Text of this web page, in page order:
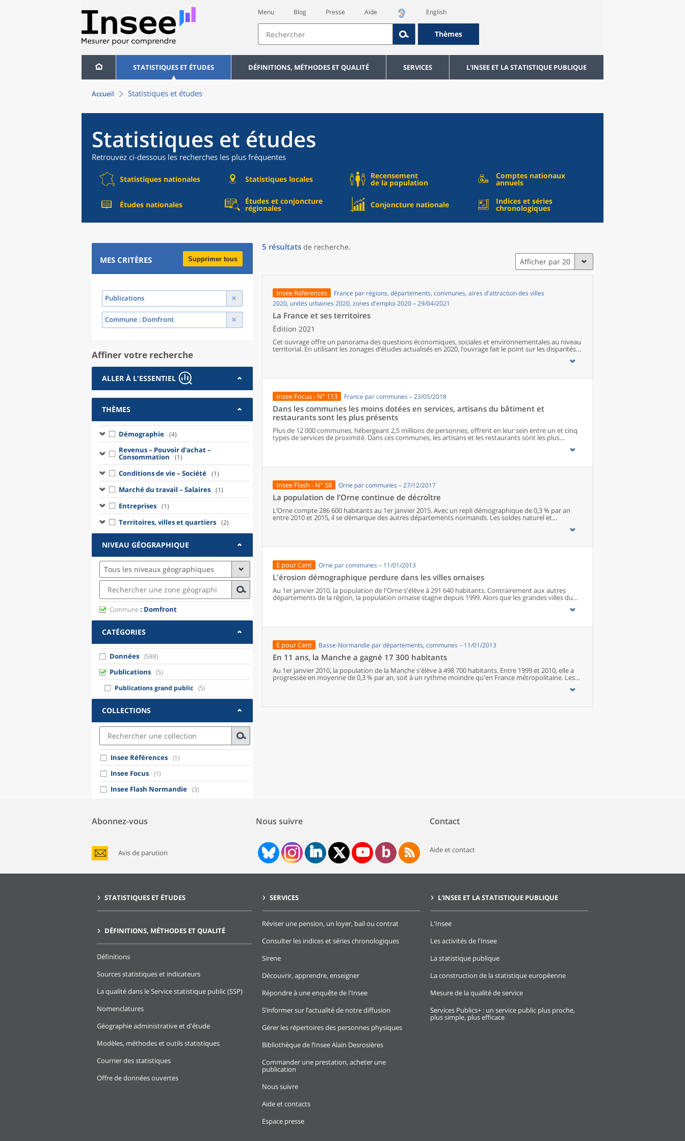
Menu Blog Presse Aide English
Thèmes
STATISTIQUES ET ÉTUDES DÉFINITIONS, MÉTHODES ET QUALITÉ SERVICES L'INSEE ET LA STATISTIQUE PUBLIQUE
Accueil Statistiques et études
Statistiques et études
Retrouvez ci-dessous les recherches les plus fréquentes
Statistiques nationales Statistiques locales Recensement
de la population
Comptes nationaux
annuels
Études nationales Études et conjoncture
régionales Conjoncture nationale Indices et séries
chronologiques
MES CRITÈRES Supprimer tous
Publications
Commune : Domfront
Affiner votre recherche
ALLER À L'ESSENTIEL
THÈMES
Démographie (4)
Revenus – Pouvoir d'achat –
Consommation (1)
Conditions de vie – Société (1)
Marché du travail – Salaires (1)
Entreprises (1)
Territoires, villes et quartiers (2)
NIVEAU GÉOGRAPHIQUE
Tous les niveaux géographiques
Commune : Domfront
CATÉGORIES
Données (588)
Publications (5)
Publications grand public (5)
COLLECTIONS
Insee Références (1)
Insee Focus (1)
Insee Flash Normandie (3)
5 résultats de recherche.
Afficher par 20
Insee Références
France par régions, départements, communes, aires d'attraction des villes
2020, unités urbaines 2020, zones d'emploi 2020 – 29/04/2021
La France et ses territoires
Édition 2021
Cet ouvrage offre un panorama des questions économiques, sociales et environnementales au niveau
territorial. En utilisant les zonages d’études actualisés en 2020, l’ouvrage fait le point sur les disparités
géographiques en France, sur les forces et faiblesses des divers territoires ainsi que sur les conditions
Insee Focus - N° 113 France par communes – 23/05/2018
Dans les communes les moins dotées en services, artisans du bâtiment et
restaurants sont les plus présents
Plus de 12 000 communes, hébergeant 2,5 millions de personnes, offrent en leur sein entre un et cinq
types de services de proximité. Dans ces communes, les artisans et les restaurants sont les plus
présents, suivis des services de réparation automobile et de matériel agricole. Les commerces
alimentaires, comme les boulangeries ou les supérettes, n’apparaissent de façon significative que dans
sont situés dans des communes bénéficiant d’un nombre d’équipements encore plus large. Aux
possèdent aucun. Elles abritent 162 000 habitants.
Insee Flash - N° 58 Orne par communes – 27/12/2017
La population de l’Orne continue de décroître
L’Orne compte 286 600 habitants au 1er janvier 2015. Avec un repli démographique de 0,3 % par an
entre 2010 et 2015, il se démarque des autres départements normands. Les soldes naturel et
migratoire défavorables contribuent à cette évolution négative. La quasi-totalité des plus grandes
E pour Cent Orne par communes – 11/01/2013
L'érosion démographique perdure dans les villes ornaises
Au 1er janvier 2010, la population de l'Orne s'élève à 291 640 habitants. Contrairement aux autres
départements de la région, la population ornaise stagne depuis 1999. Alors que les grandes villes du
département enregistrent une baisse de leur population, les communes rurales gagnent des
habitants. Englobant des communes de toutes tailles, huit des quatorze bassins de vie gagnent des
E pour Cent Basse-Normandie par départements, communes – 11/01/2013
En 11 ans, la Manche a gagné 17 300 habitants
Au 1er janvier 2010, la population de la Manche s'élève à 498 700 habitants. Entre 1999 et 2010, elle a
progressée en moyenne de 0,3 % par an, soit à un rythme moindre qu'en France métropolitaine. Les
communes rurales, situées le plus souvent en périphérie des grandes villes ou le long de la côte ouest,
bénéficient d'un fort dynamisme démographique alors que les grandes villes (hormis Granville) et les
Abonnez-vous
Avis de parution
Nous suivre Contact
Aide et contact
STATISTIQUES ET ÉTUDES
DÉFINITIONS, MÉTHODES ET QUALITÉ
Définitions
Sources statistiques et indicateurs
La qualité dans le Service statistique public (SSP)
Nomenclatures
Géographie administrative et d'étude
Modèles, méthodes et outils statistiques
Courrier des statistiques
Offre de données ouvertes
SERVICES
Réviser une pension, un loyer, bail ou contrat
Consulter les indices et séries chronologiques
Sirene
Découvrir, apprendre, enseigner
Répondre à une enquête de l'Insee
S’informer sur l’actualité de notre diffusion
Gérer les répertoires des personnes physiques
Bibliothèque de l’Insee Alain Desrosières
Commander une prestation, acheter une
publication
Nous suivre
Aide et contacts
Espace presse
L'INSEE ET LA STATISTIQUE PUBLIQUE
L'Insee
Les activités de l'Insee
La statistique publique
La construction de la statistique européenne
Mesure de la qualité de service
Services Publics+ : un service public plus proche,
plus simple, plus efficace